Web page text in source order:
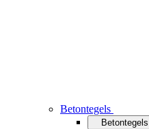
Betontegels
Betontegels